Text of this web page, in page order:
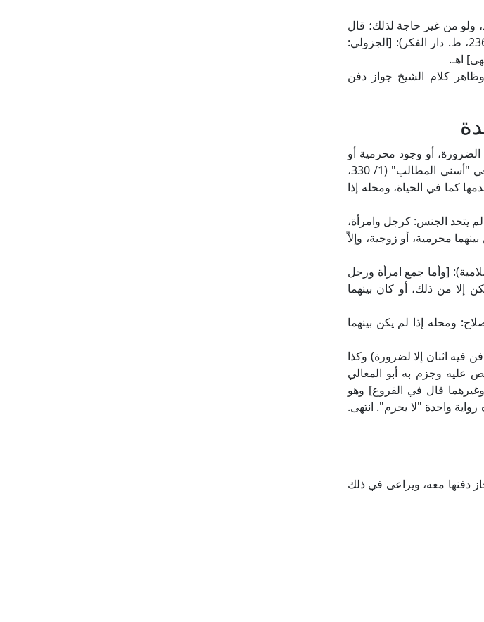
ولو من غير حاجة لذلك؛ قال
العلامة الحطاب الرُّعيني المالكي في "مواهب الجليل في شرح مختصر خليل" (2/ 236، ط. دار الفكر): [الجزولي:
اهـ.
الرباني" (1/ 434، ط. دار الفكر): [وظاهر كلام الشيخ جواز دفن
أو وجود محرمية أو
زوجية بينهما، وعلى ذلك نص جماعة من الفقهاء؛ قال شيخ الإسلام زكريا الأنصاري في "أسنى المطالب" (1/ 330،
كما في الحياة، ومحله إذا
الأميرية): [أما إذا لم يتحد الجنس: كرجل وامرأة،
محرمية، أو زوجية، وإلاّ
الفقهية الكبرى" (2 /14، ط. المكتبة الإسلامية): [وأما جمع امرأة ورجل
إلا من ذلك، أو كان بينهما
دار الفكر): [قال ابن الصلاح: ومحله إذا لم يكن بينهما
إحياء التراث): [(ولا يدفن فيه اثنان إلا لضرورة) وكذا
عليه وجزم به أبو المعالي
قال في الفروع] وهو
واحدة "لا يحرم". انتهى.
دفنها معه، ويراعى في ذلك